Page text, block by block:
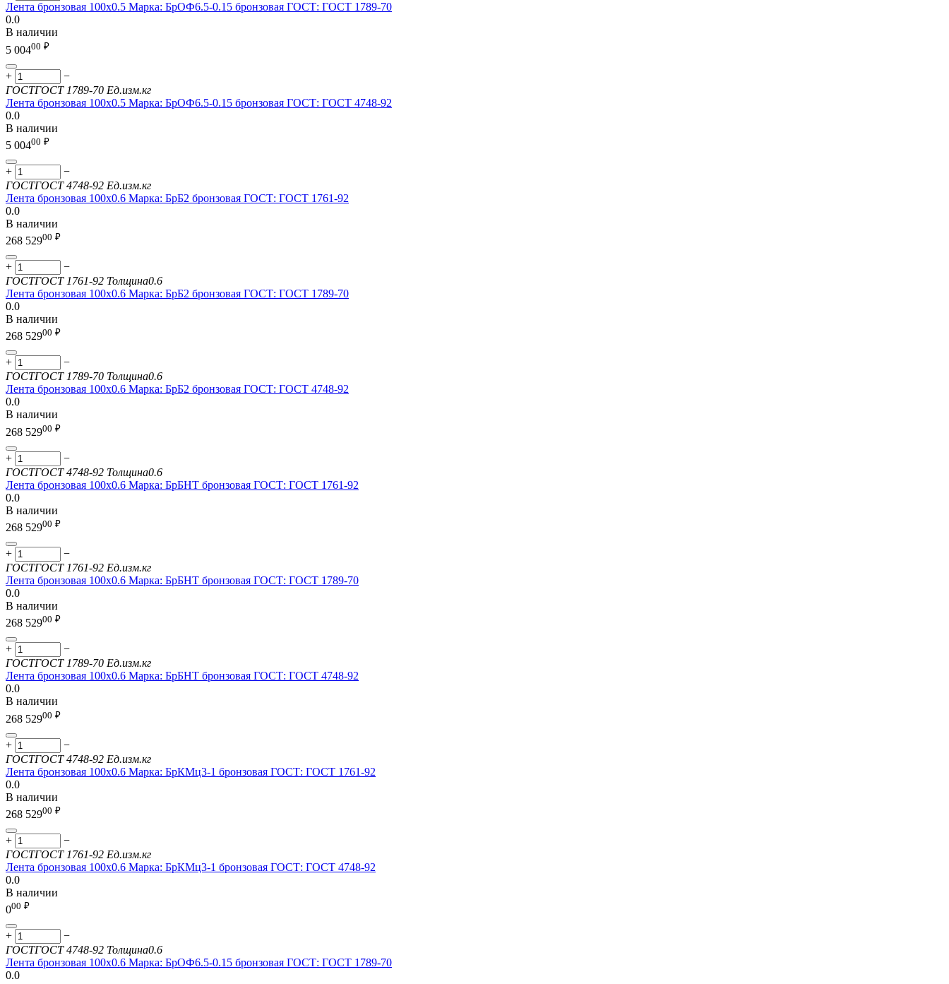
Лента бронзовая 100х0.5 Марка: БрОФ6.5-0.15 бронзовая ГОСТ: ГОСТ 1789-70
0.0
В наличии
5 00400 ₽
+
−
ГОСТГОСТ 1789-70 Ед.изм.кг
Лента бронзовая 100х0.5 Марка: БрОФ6.5-0.15 бронзовая ГОСТ: ГОСТ 4748-92
0.0
В наличии
5 00400 ₽
+
−
ГОСТГОСТ 4748-92 Ед.изм.кг
Лента бронзовая 100х0.6 Марка: БрБ2 бронзовая ГОСТ: ГОСТ 1761-92
0.0
В наличии
268 52900 ₽
+
−
ГОСТГОСТ 1761-92 Толщина0.6
Лента бронзовая 100х0.6 Марка: БрБ2 бронзовая ГОСТ: ГОСТ 1789-70
0.0
В наличии
268 52900 ₽
+
−
ГОСТГОСТ 1789-70 Толщина0.6
Лента бронзовая 100х0.6 Марка: БрБ2 бронзовая ГОСТ: ГОСТ 4748-92
0.0
В наличии
268 52900 ₽
+
−
ГОСТГОСТ 4748-92 Толщина0.6
Лента бронзовая 100х0.6 Марка: БрБНТ бронзовая ГОСТ: ГОСТ 1761-92
0.0
В наличии
268 52900 ₽
+
−
ГОСТГОСТ 1761-92 Ед.изм.кг
Лента бронзовая 100х0.6 Марка: БрБНТ бронзовая ГОСТ: ГОСТ 1789-70
0.0
В наличии
268 52900 ₽
+
−
ГОСТГОСТ 1789-70 Ед.изм.кг
Лента бронзовая 100х0.6 Марка: БрБНТ бронзовая ГОСТ: ГОСТ 4748-92
0.0
В наличии
268 52900 ₽
+
−
ГОСТГОСТ 4748-92 Ед.изм.кг
Лента бронзовая 100х0.6 Марка: БрКМц3-1 бронзовая ГОСТ: ГОСТ 1761-92
0.0
В наличии
268 52900 ₽
+
−
ГОСТГОСТ 1761-92 Ед.изм.кг
Лента бронзовая 100х0.6 Марка: БрКМц3-1 бронзовая ГОСТ: ГОСТ 4748-92
0.0
В наличии
000 ₽
+
−
ГОСТГОСТ 4748-92 Толщина0.6
Лента бронзовая 100х0.6 Марка: БрОФ6.5-0.15 бронзовая ГОСТ: ГОСТ 1789-70
0.0